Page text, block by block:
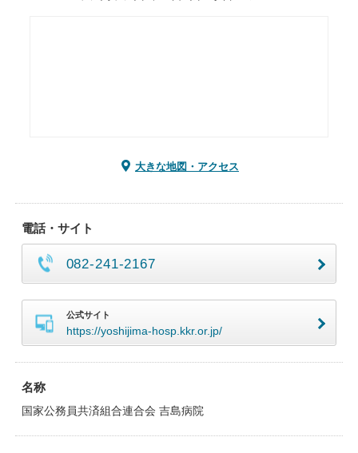
大きな地図・アクセス
電話・サイト
082-241-2167
公式サイト
https://yoshijima-hosp.kkr.or.jp/
名称
国家公務員共済組合連合会 吉島病院